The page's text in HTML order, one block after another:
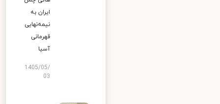
ایران به
نیمه‌نهایی
قهرمانی
آسیا
1405/05/
03